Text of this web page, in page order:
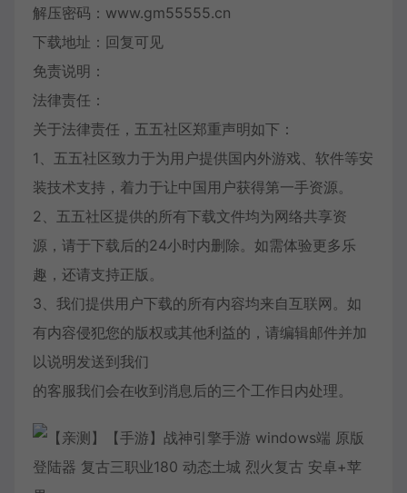
解压密码：www.gm55555.cn
下载地址：回复可见
免责说明：
法律责任：
关于法律责任，五五社区郑重声明如下：
1、五五社区致力于为用户提供国内外游戏、软件等安
装技术支持，着力于让中国用户获得第一手资源。
2、五五社区提供的所有下载文件均为网络共享资
源，请于下载后的24小时内删除。如需体验更多乐
趣，还请支持正版。
3、我们提供用户下载的所有内容均来自互联网。如
有内容侵犯您的版权或其他利益的，请编辑邮件并加
以说明发送到我们
的客服我们会在收到消息后的三个工作日内处理。